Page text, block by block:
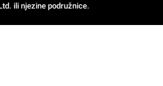
ili njezine podružnice.